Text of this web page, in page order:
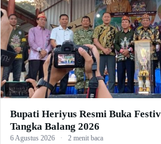
Bupati Heriyus Resmi Buka
Tangka Balang 2026
6 Agustus 2026 · 2 menit baca